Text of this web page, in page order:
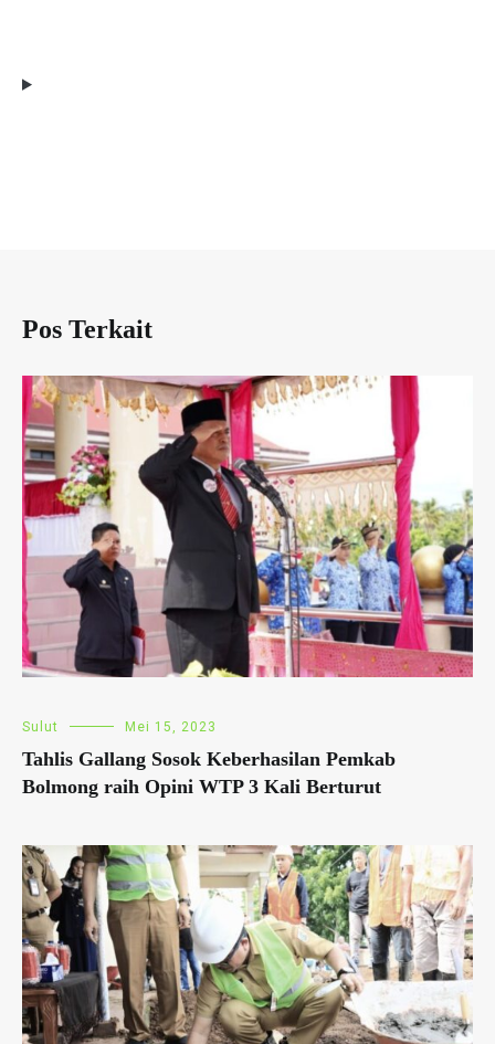
Pos Terkait
Sulut Mei 15, 2023
Tahlis Gallang Sosok Keberhasilan Pemkab
Bolmong raih Opini WTP 3 Kali Berturut